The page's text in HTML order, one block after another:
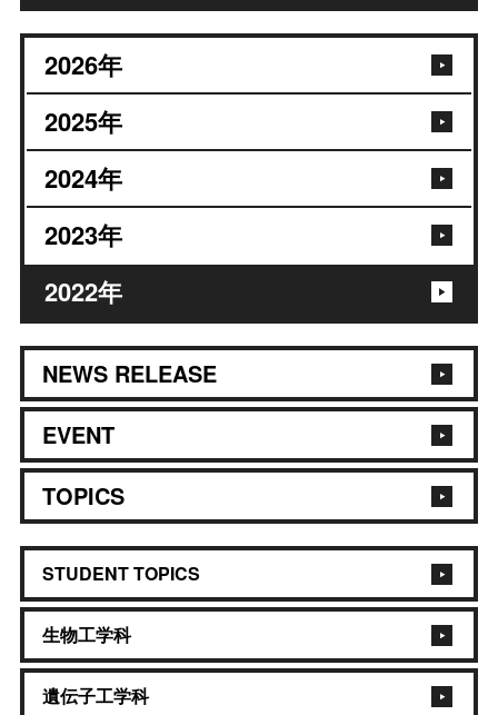
2026年
2025年
2024年
2023年
2022年
NEWS RELEASE
EVENT
TOPICS
STUDENT TOPICS
生物工学科
遺伝子工学科